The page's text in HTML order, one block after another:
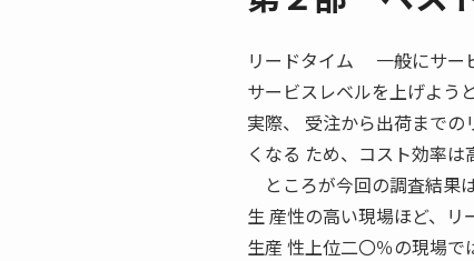
リードタイム 一般にサー
サービスレベルを上げよう
実際、 受注から出荷まで
くなる ため、コスト効率は
ところが今回の調査結果
生 産性の高い現場ほど、リ
生産 性上位二〇％の現場